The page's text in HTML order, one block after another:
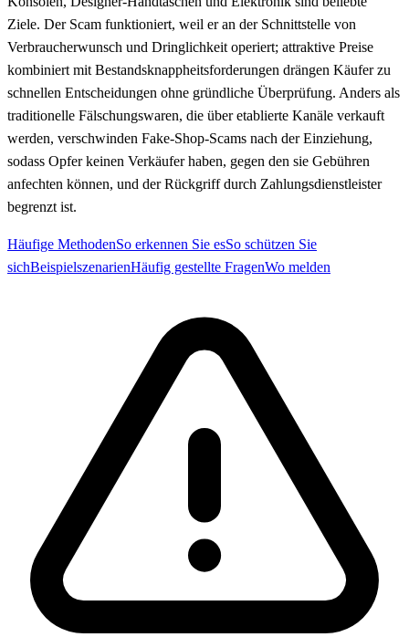
Ziele. Der Scam funktioniert, weil er an der Schnittstelle von
Verbraucherwunsch und Dringlichkeit operiert; attraktive Preise
kombiniert mit Bestandsknappheitsforderungen drängen Käufer zu
schnellen Entscheidungen ohne gründliche Überprüfung. Anders als
traditionelle Fälschungswaren, die über etablierte Kanäle verkauft
werden, verschwinden Fake-Shop-Scams nach der Einziehung,
sodass Opfer keinen Verkäufer haben, gegen den sie Gebühren
anfechten können, und der Rückgriff durch Zahlungsdienstleister
begrenzt ist.
Häufige MethodenSo erkennen Sie esSo schützen Sie
sichBeispielszenarienHäufig gestellte FragenWo melden